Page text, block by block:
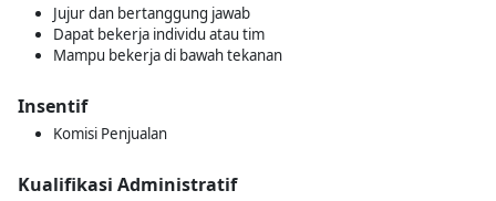
Jujur dan bertanggung jawab
Dapat bekerja individu atau tim
Mampu bekerja di bawah tekanan
Insentif
Komisi Penjualan
Kualifikasi Administratif